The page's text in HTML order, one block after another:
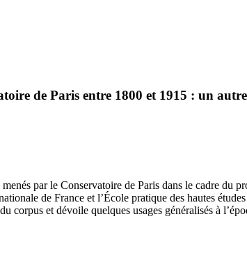
de Paris entre 1800 et 1915 : un
par le Conservatoire de Paris dans le cadre du
de France et l’École pratique des hautes
corpus et dévoile quelques usages généralisés à